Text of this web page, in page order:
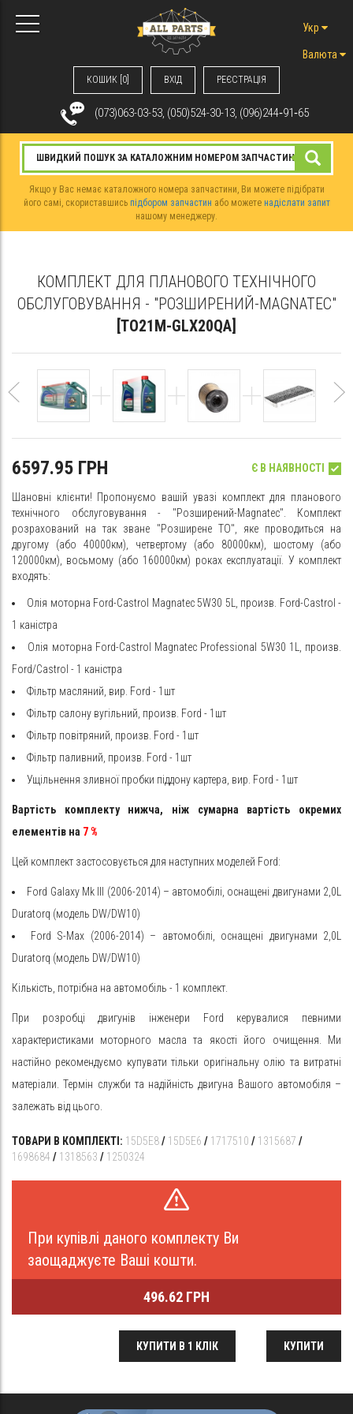
КОШИК [0] ВХIД РЕЄСТРАЦІЯ
Укр
Валюта
(073)063-03-53, (050)524-30-13, (096)244‑91‑65
Якщо у Вас немає каталожного номера запчастини, Ви можете підібрати
його самі, скориставшись підбором запчастин або можете надіслати запит
нашому менеджеру.
КОМПЛЕКТ ДЛЯ ПЛАНОВОГО ТЕХНІЧНОГО
ОБСЛУГОВУВАННЯ - "РОЗШИРЕНИЙ-MAGNATEC"
[TO21M-GLX20QA]
6597.95 ГРН Є В НАЯВНОСТІ
Шановні клієнти! Пропонуємо вашій увазі комплект для планового
технічного обслуговування - "Розширений-Magnatec". Комплект
розрахований на так зване "Розширене ТО", яке проводиться на
другому (або 40000км), четвертому (або 80000км), шостому (або
120000км), восьмому (або 160000км) роках експлуатації. У комплект
входять:
Олія моторна Ford-Castrol Magnatec 5W30 5L, произв. Ford-Castrol -
1 каністра
Олія моторна Ford-Castrol Magnatec Professional 5W30 1L, произв.
Ford/Castrol - 1 каністра
Фільтр масляний, вир. Ford - 1шт
Фільтр салону вугільний, произв. Ford - 1шт
Фільтр повітряний, произв. Ford - 1шт
Фільтр паливний, произв. Ford - 1шт
Ущільнення зливної пробки піддону картера, вир. Ford - 1шт
Вартість комплекту нижча, ніж сумарна вартість окремих
елементів на 7%
Цей комплект застосовується для наступних моделей Ford:
Ford Galaxy Mk III (2006-2014) – автомобілі, оснащені двигунами 2,0L
Duratorq (модель DW/DW10)
Ford S-Max (2006-2014) – автомобілі, оснащені двигунами 2,0L
Duratorq (модель DW/DW10)
Кількість, потрібна на автомобіль - 1 комплект.
При розробці двигунів інженери Ford керувалися певними
характеристиками моторного масла та якості його очищення. Ми
настійно рекомендуємо купувати тільки оригінальну олію та витратні
матеріали. Термін служби та надійність двигуна Вашого автомобіля –
залежать від цього.
ТОВАРИ В КОМПЛЕКТІ: 15D5E8/ 15D5E6 / 1717510 / 1315687 /
1698684 / 1318563 / 1250324
При купівлі даного комплекту Ви
заощаджуєте Ваші кошти.
496.62 ГРН
КУПИТИ
КУПИТИ В 1 КЛІК